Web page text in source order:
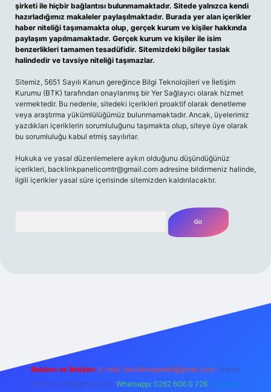
şirketi ile hiçbir bağlantısı bulunmamaktadır. Sitede yalnızca kendi
hazırladığımız makaleler paylaşılmaktadır. Burada yer alan içerikler
haber niteliği taşımamakta olup, gerçek kurum ve kişiler hakkında
paylaşım yapılmamaktadır. Gerçek kurum ve kişiler ile isim
benzerlikleri tamamen tesadüfidir. Sitemizdeki bilgiler taslak
halindedir ve tavsiye niteliği taşımazlar.
Sitemiz, 5651 Sayılı Kanun gereğince Bilgi Teknolojileri ve İletişim
Kurumu (BTK) tarafından onaylanmış bir Yer Sağlayıcı olarak hizmet
vermektedir. Bu nedenle, sitedeki içerikleri proaktif olarak denetleme
veya araştırma yükümlülüğümüz bulunmamaktadır. Ancak, üyelerimiz
yazdıkları içeriklerin sorumluluğunu taşımakta olup, siteye üye olarak
bu sorumluluğu kabul etmiş sayılırlar.
Hukuka ve yasal düzenlemelere aykırı olduğunu düşündüğünüz
içerikleri, backlinkpanelicomtr@gmail.com adresine bildirmeniz halinde,
ilgili içerikler yasal süre içerisinde sitemizden kaldırılacaktır.
Reklam ve İletişim: E-mail: backlinkpaneli@gmail.com Teams:
forumhizmeti@gmail.com Whatsapp: 0262 606 0 726 Telegram: